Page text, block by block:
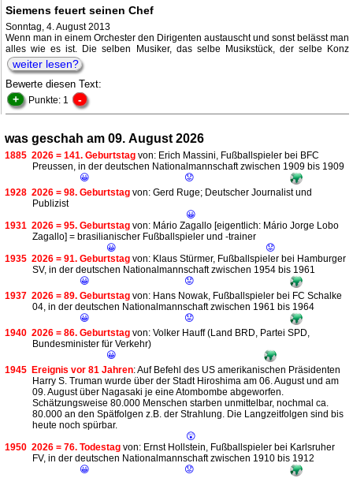
Siemens feuert seinen Chef
Sonntag, 4. August 2013
Wenn man in einem Orchester den Dirigenten austauscht und sonst belässt man
alles wie es ist. Die selben Musiker, das selbe Musikstück, der selbe Konz
weiter lesen?
Bewerte diesen Text:
+ Punkte: 1 -
was geschah am 09. August 2026
1885 2026 = 141. Geburtstag von: Erich Massini, Fußballspieler bei BFC
Preussen, in der deutschen Nationalmannschaft zwischen 1909 bis 1909
😀
😟
1928 2026 = 98. Geburtstag von: Gerd Ruge; Deutscher Journalist und
Publizist
😀
1931 2026 = 95. Geburtstag von: Mário Zagallo [eigentlich: Mário Jorge Lobo
Zagallo] = brasilianischer Fußballspieler und -trainer
😀
😟
1935 2026 = 91. Geburtstag von: Klaus Stürmer, Fußballspieler bei Hamburger
SV, in der deutschen Nationalmannschaft zwischen 1954 bis 1961
😀
😟
1937 2026 = 89. Geburtstag von: Hans Nowak, Fußballspieler bei FC Schalke
04, in der deutschen Nationalmannschaft zwischen 1961 bis 1964
😀
😟
1940 2026 = 86. Geburtstag von: Volker Hauff (Land BRD, Partei SPD,
Bundesminister für Verkehr)
😀
1945 Ereignis vor 81 Jahren: Auf Befehl des US amerikanischen Präsidenten
Harry S. Truman wurde über der Stadt Hiroshima am 06. August und am
09. August über Nagasaki je eine Atombombe abgeworfen.
Schätzungsweise 80.000 Menschen starben unmittelbar, nochmal ca.
80.000 an den Spätfolgen z.B. der Strahlung. Die Langzeitfolgen sind bis
heute noch spürbar.
😲
1950 2026 = 76. Todestag von: Ernst Hollstein, Fußballspieler bei Karlsruher
FV, in der deutschen Nationalmannschaft zwischen 1910 bis 1912
😀
😟